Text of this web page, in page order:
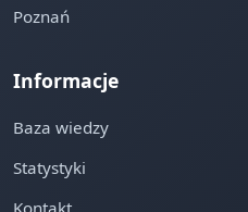
Poznań
Informacje
Baza wiedzy
Statystyki
Kontakt